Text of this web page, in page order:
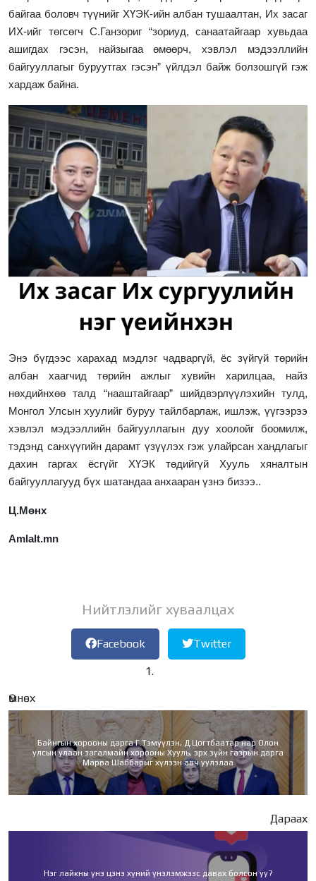
байгаа боловч түүнийг ХҮЭК-ийн албан тушаалтан, Их засаг
ИХ-ийг төгсөгч С.Ганзориг “зориуд, санаатайгаар хувьдаа
ашигдах гэсэн, найзыгаа өмөөрч, хэвлэл мэдээллийн
байгууллагыг буруутгах гэсэн” үйлдэл байж болзошгүй гэж
хардаж байна.
Энэ бүгдээс харахад мэдлэг чадваргүй, ёс зүйгүй төрийн
албан хаагчид төрийн ажлыг хувийн харилцаа, найз
нөхдийнхөө талд “нааштайгаар” шийдвэрлүүлэхийн тулд,
Монгол Улсын хуулийг буруу тайлбарлаж, ишлэж, үүгээрээ
хэвлэл мэдээллийн байгууллагын дуу хоолойг боомилж,
тэдэнд санхүүгийн дарамт үзүүлэх гэж улайрсан хандлагыг
дахин гаргах ёсгүйг ХҮЭК төдийгүй Хууль хяналтын
байгууллагууд бүх шатандаа анхааран үзнэ бизээ..
Ц.Мөнх
Amlalt.mn
Нийтлэлийг хуваалцах
Facebook Twitter
Өмнөх
Байнгын хорооны дарга Г.Тэмүүлэн, Д.Цогтбаатар нар Олон
улсын улаан загалмайн хорооны Хууль, эрх зүйн газрын дарга
Марва Шаббарыг хүлээн авч уулзлаа
Дараах
Нэг лайкны үнэ цэнэ хүний үнэлэмжээс давах болсон уу?